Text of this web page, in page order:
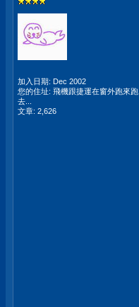
加入日期: Dec 2002
您的住址: 飛機跟捷運在窗外跑來跑
去...
文章: 2,626